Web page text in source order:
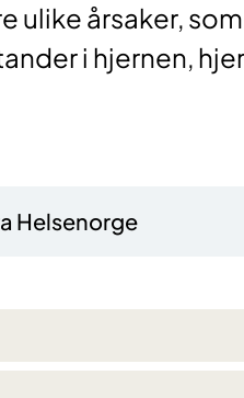
ulike årsaker,
i hjernen,
Helsenorge